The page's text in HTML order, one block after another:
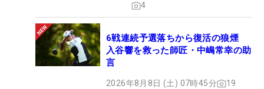
4
6戦連続予選落ちから復活の狼煙
入谷響を救った師匠・中嶋常幸の助
言
2026年8月8日 (土) 07時45分 19